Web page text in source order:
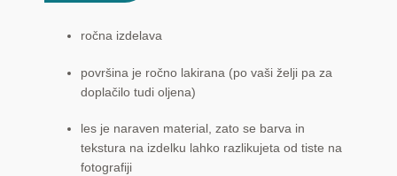
ročna izdelava
površina je ročno lakirana (po vaši želji pa za
doplačilo tudi oljena)
les je naraven material, zato se barva in
tekstura na izdelku lahko razlikujeta od tiste na
fotografiji